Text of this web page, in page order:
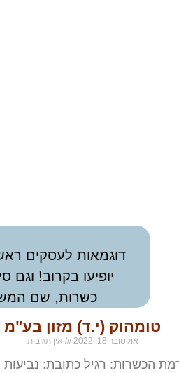
דוגמאות לעסקים
יופיעו בקרוב! וגם
כשרות, שם
טומהוק (י.ד) מזון בע"מ
אוקטובר 18, 2022 אין תגובות